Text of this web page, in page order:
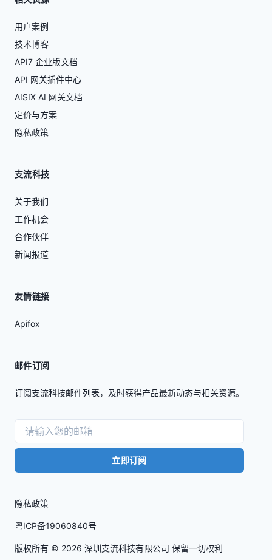
用户案例
技术博客
API7 企业版文档
API 网关插件中心
AISIX AI 网关文档
定价与方案
隐私政策
支流科技
关于我们
工作机会
合作伙伴
新闻报道
友情链接
Apifox
邮件订阅
订阅支流科技邮件列表，及时获得产品最新动态与相关资源。
立即订阅
隐私政策
粤ICP备19060840号
版权所有 © 2026 深圳支流科技有限公司 保留一切权利